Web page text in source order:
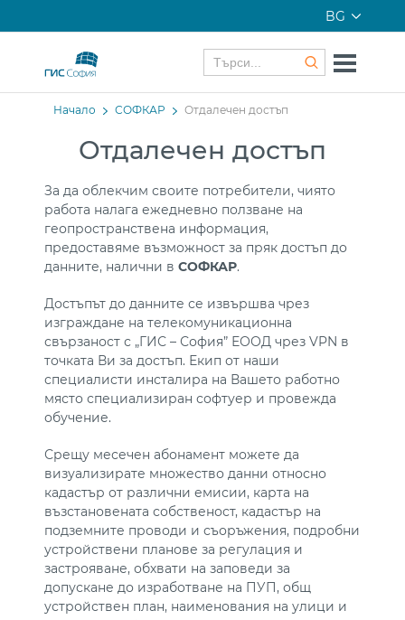
BG
Начало СОФКАР Отдалечен достъп
Отдалечен достъп
За да облекчим своите потребители, чиято
работа налага ежедневно ползване на
геопространствена информация,
предоставяме възможност за пряк достъп до
данните, налични в СОФКАР.
Достъпът до данните се извършва чрез
изграждане на телекомуникационна
свързаност с „ГИС – София” ЕООД чрез VPN в
точката Ви за достъп. Екип от наши
специалисти инсталира на Вашето работно
място специализиран софтуер и провежда
обучение.
Срещу месечен абонамент можете да
визуализирате множество данни относно
кадастър от различни емисии, карта на
възстановената собственост, кадастър на
подземните проводи и съоръжения, подробни
устройствени планове за регулация и
застрояване, обхвати на заповеди за
допускане до изработване на ПУП, общ
устройствен план, наименования на улици и